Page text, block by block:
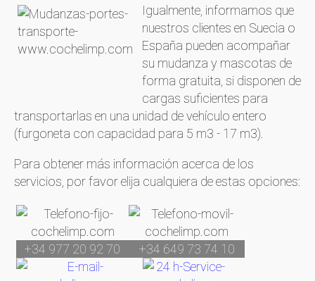
Igualmente, informamos que
nuestros clientes en Suecia o
España pueden acompañar
su mudanza y mascotas de
forma gratuita, si disponen de
cargas suficientes para
transportarlas en una unidad de vehículo entero
(furgoneta con capacidad para 5 m3 - 17 m3).
Para obtener más información acerca de los
servicios, por favor elija cualquiera de estas opciones:
+34 977 20 92 70 +34 649 73 74 10